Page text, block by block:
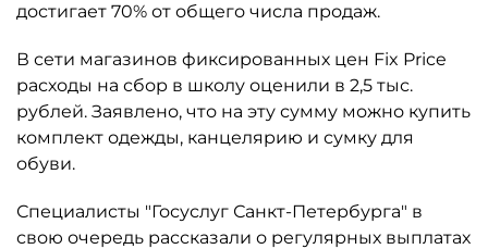
достигает 70% от общего числа продаж.
В сети магазинов фиксированных цен Fix Price
расходы на сбор в школу оценили в 2,5 тыс.
рублей. Заявлено, что на эту сумму можно купить
комплект одежды, канцелярию и сумку для
обуви.
Специалисты "Госуслуг Санкт-Петербурга" в
свою очередь рассказали о регулярных выплатах